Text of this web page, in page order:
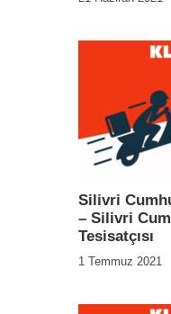
Silivri
– Silivri
Tesisatçısı
1 Temmuz 2021